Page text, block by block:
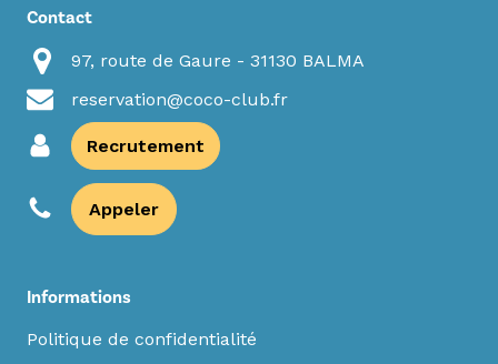
Contact
97, route de Gaure - 31130 BALMA
reservation@coco-club.fr
Recrutement
Appeler
Informations
Politique de confidentialité